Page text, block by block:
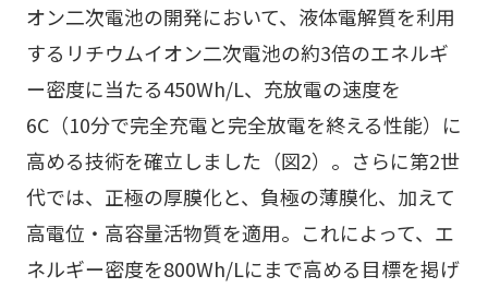
オン二次電池の開発において、液体電解質を利用
するリチウムイオン二次電池の約3倍のエネルギ
ー密度に当たる450Wh/L、充放電の速度を
6C（10分で完全充電と完全放電を終える性能）に
高める技術を確立しました（図2）。さらに第2世
代では、正極の厚膜化と、負極の薄膜化、加えて
高電位・高容量活物質を適用。これによって、エ
ネルギー密度を800Wh/Lにまで高める目標を掲げ